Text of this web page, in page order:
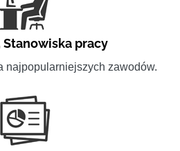
Stanowiska pracy
najpopularniejszych zawodów.